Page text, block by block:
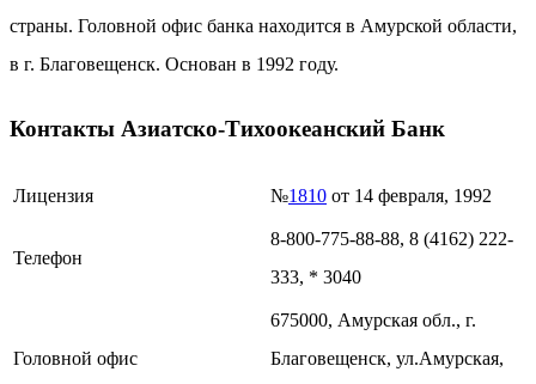
страны. Головной офис банка находится в Амурской области,
в г. Благовещенск. Основан в 1992 году.
Контакты Азиатско-Тихоокеанский Банк
Лицензия №1810 от 14 февраля, 1992
Телефон
8-800-775-88-88, 8 (4162) 222-
333, * 3040
Головной офис
675000, Амурская обл., г.
Благовещенск, ул.Амурская,